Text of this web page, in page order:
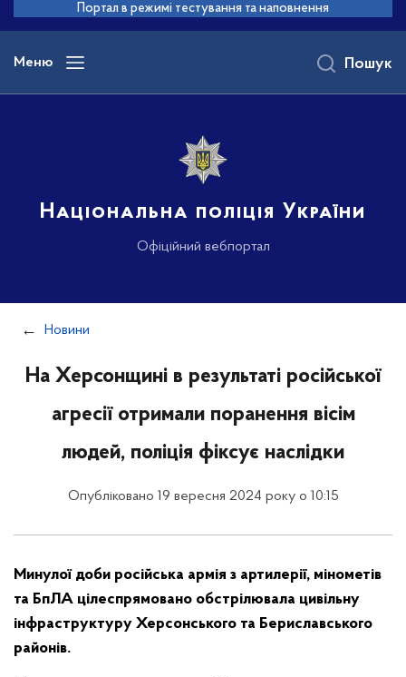
основного
вмісту
Портал в режимі тестування та наповнення
Меню
Національна поліція України
Офіційний вебпортал
Пошук
Новини
На Херсонщині в результаті російської
агресії отримали поранення вісім
людей, поліція фіксує наслідки
Опубліковано 19 вересня 2024 року о 10:15
Минулої доби російська армія з артилерії, мінометів
та БпЛА цілеспрямовано обстрілювала цивільну
інфраструктуру Херсонського та Бериславського
районів.